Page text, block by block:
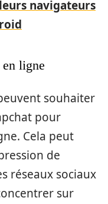
navigateurs
ligne
souhaiter
pour
Cela peut
de
réseaux sociaux
sur